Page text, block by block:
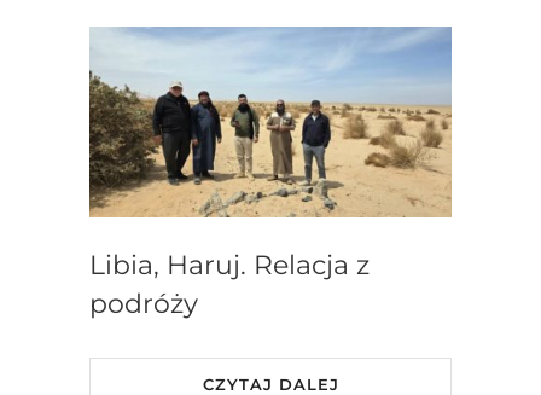
Libia, Haruj. Relacja z
podróży
CZYTAJ DALEJ